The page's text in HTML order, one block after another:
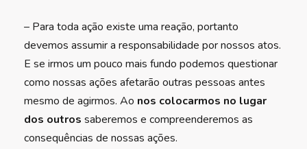
– Para toda ação existe uma reação, portanto
devemos assumir a responsabilidade por nossos atos.
E se irmos um pouco mais fundo podemos questionar
como nossas ações afetarão outras pessoas antes
mesmo de agirmos. Ao nos colocarmos no lugar
dos outros saberemos e compreenderemos as
consequências de nossas ações.